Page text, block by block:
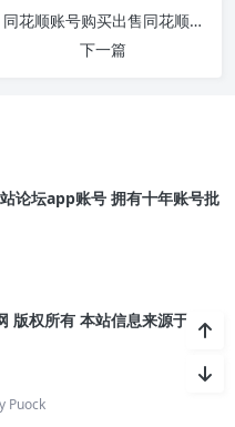
同花顺账号购买出售同花顺小号批发安全直登一
下一篇
论坛app账号 拥有十年账号批
权所有 本站信息来源于网络
Puock